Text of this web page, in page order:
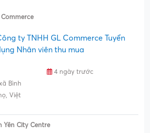
ty TNHH GL Commerce Tuyển
Nhân viên thu mua
4 ngày trước
Bình
Việt
Yên City Centre